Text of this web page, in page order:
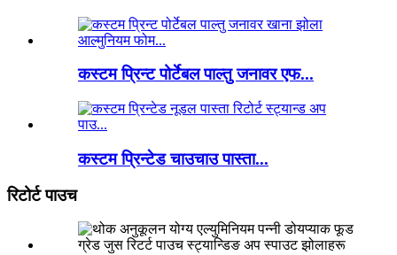
कस्टम प्रिन्ट पोर्टेबल पाल्तु जनावर एफ...
कस्टम प्रिन्टेड चाउचाउ पास्ता...
रिटोर्ट पाउच